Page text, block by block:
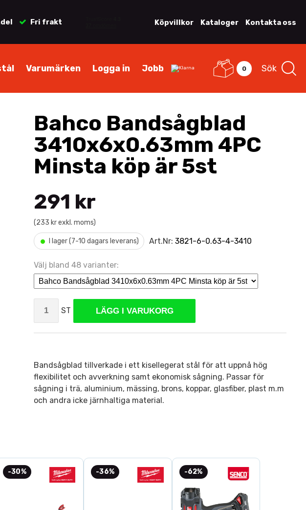
Fri frakt Köpvillkor Kataloger Kontakta oss
Varumärken Logga in Jobb 0 Sök
Bahco Bandsågblad
3410x6x0.63mm 4PC
Minsta köp är 5st
291 kr
(233 kr exkl. moms)
• I lager (7-10 dagars leverans) Art.Nr: 3821-6-0.63-4-3410
Välj bland 48 varianter:
ST LÄGG I VARUKORG
Bandsågblad tillverkade i ett kisellegerat stål för att uppnå hög
flexibilitet och avverkning samt ekonomisk sågning. Passar för
sågning i trä, aluminium, mässing, brons, koppar, glasfiber, plast m.m
och andra icke järnhaltiga material.
-30% -36% -62%